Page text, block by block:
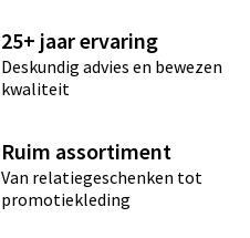
25+ jaar ervaring
Deskundig advies en bewezen
kwaliteit
Ruim assortiment
Van relatiegeschenken tot
promotiekleding